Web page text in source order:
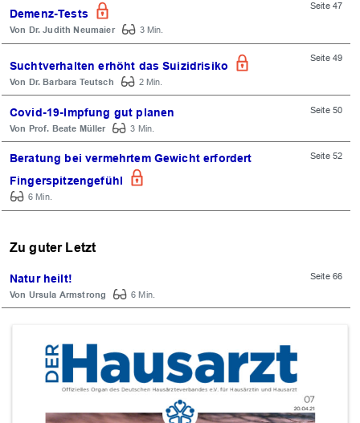
Demenz-Tests
Seite 47
Dr. Judith Neumaier 3 Min.
Suchtverhalten erhöht das Suizidrisiko
Seite 49
Dr. Barbara Teutsch 2 Min.
Covid-19-Impfung gut planen Seite 50
Prof. Beate Müller 3 Min.
Beratung bei vermehrtem Gewicht erfordert
Fingerspitzengefühl
Seite 52
6 Min.
Zu guter Letzt
Natur heilt! Seite 66
Ursula Armstrong 6 Min.